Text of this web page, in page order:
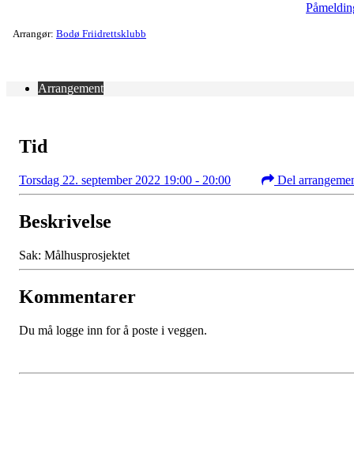
Arrangør: Bodø Friidrettsklubb
Arrangement
Tid
Torsdag 22. september 2022 19:00 - 20:00 Del
Beskrivelse
Sak: Målhusprosjektet
Kommentarer
Du må logge inn for å poste i veggen.